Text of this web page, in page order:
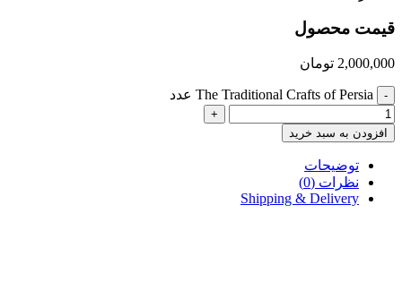
قیمت محصول
2,000,000 تومان
- The Traditional Crafts of Persia عدد
+
افزودن به سبد خرید
توضیحات
نظرات (0)
Shipping & Delivery